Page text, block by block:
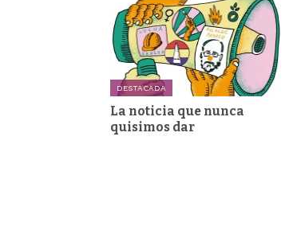
DESTACADA
La noticia que nunca
quisimos dar